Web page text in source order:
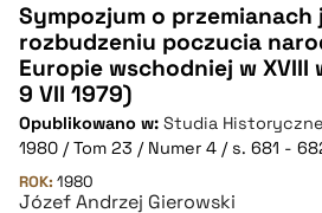
CZYSTY TEKST
pobierz cytat
BIBTEX
Sympozjum o
rozbudzeniu poczucia
Europie wschodniej w XVIII
9 VII 1979)
Opublikowano w: Studia Historyczne
1980 / Tom 23 / Numer 4 / s. 681 -
ROK: 1980
Józef Andrzej Gierowski